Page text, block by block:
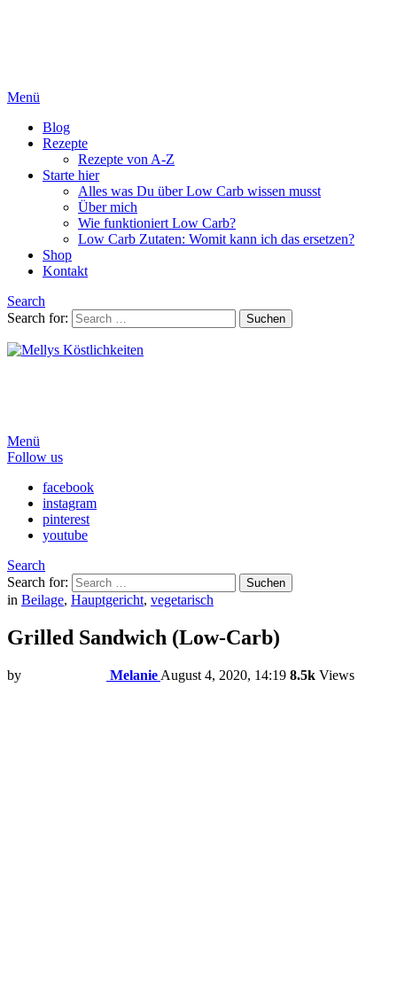
Menü
Blog
Rezepte
Rezepte von A-Z
Starte hier
Alles was Du über Low Carb wissen musst
Über mich
Wie funktioniert Low Carb?
Low Carb Zutaten: Womit kann ich das ersetzen?
Shop
Kontakt
Search
Search for:
Suchen
Menü
Follow us
facebook
instagram
pinterest
youtube
Search
Search for:
Suchen
in Beilage, Hauptgericht, vegetarisch
Grilled Sandwich (Low-Carb)
by Melanie August 4, 2020, 14:19 8.5k Views